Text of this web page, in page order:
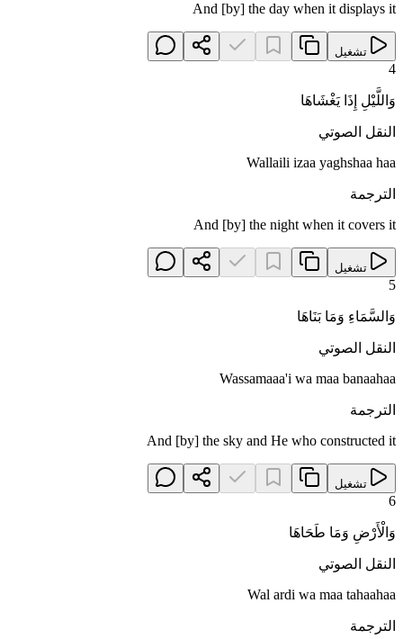
And [by] the day when it displays it
تشغيل
4
وَاللَّيْلِ إِذَا يَغْشَاهَا
النقل الصوتي
Wallaili izaa yaghshaa haa
الترجمة
And [by] the night when it covers it
تشغيل
5
وَالسَّمَاءِ وَمَا بَنَاهَا
النقل الصوتي
Wassamaaa'i wa maa banaahaa
الترجمة
And [by] the sky and He who constructed it
تشغيل
6
وَالْأَرْضِ وَمَا طَحَاهَا
النقل الصوتي
Wal ardi wa maa tahaahaa
الترجمة